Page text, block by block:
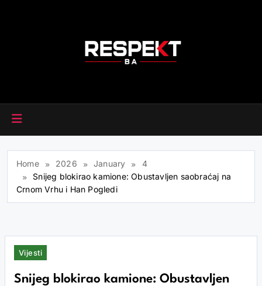
Home 2026 January
4
Snijeg blokirao kamione: Obustavljen saobraćaj na
Crnom Vrhu i Han Pogledi
Vijesti
Snijeg blokirao kamione: Obustavljen